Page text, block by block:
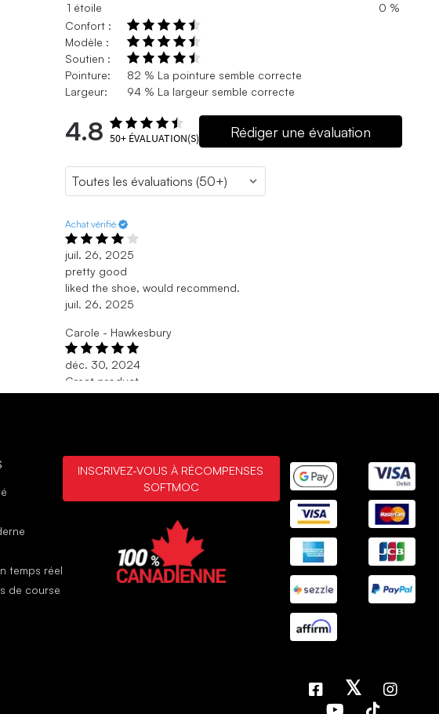
1 étoile
0 %
Confort :
Modèle :
Soutien :
Pointure:
82 % La pointure semble correcte
Largeur:
94 % La largeur semble correcte
4.8 50+ ÉVALUATION(S) Rédiger une évaluation
Achat vérifié
juil. 26, 2025
pretty good
liked the shoe, would recommend.
juil. 26, 2025
Carole - Hawkesbury
déc. 30, 2024
Great product
Recommendation from my daughter for my sister. Easy to put on
kim - gatineau Achat vérifié
Bonnes bottes chaudes et facile à enfiler. 3e année que nous
prenons ce modèle
déc. 1, 2024
MONTRANT3/ ÉVALUATIONS
temps réel
de course
INSCRIVEZ-VOUS À RÉCOMPENSES
SOFTMOC
𝕏